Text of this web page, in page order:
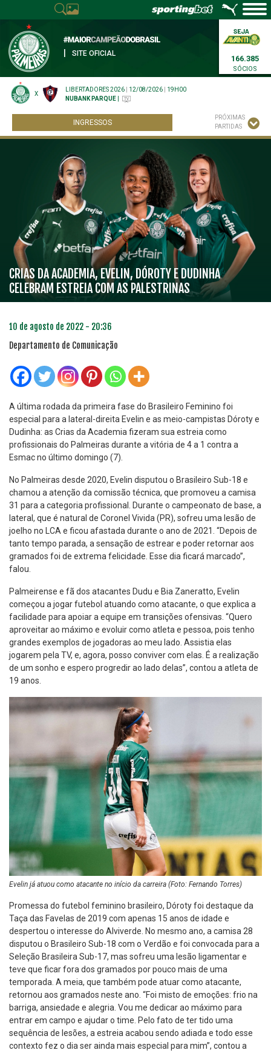
SITE OFICIAL
166.385
SÓCIOS
X
LIBERTADORES 2026 12/08/2026
19H00
NUBANK PARQUE
INGRESSOS
PRÓXIMAS
PARTIDAS
CRIAS DA ACADEMIA, EVELIN, DÓROTY E DUDINHA
CELEBRAM ESTREIA COM AS PALESTRINAS
10 de agosto de 2022 - 20:36
Departamento de Comunicação
A última rodada da primeira fase do Brasileiro Feminino foi
especial para a lateral-direita Evelin e as meio-campistas Dóroty e
Dudinha: as Crias da Academia fizeram sua estreia como
profissionais do Palmeiras durante a vitória de 4 a 1 contra a
Esmac no último domingo (7).
No Palmeiras desde 2020, Evelin disputou o Brasileiro Sub-18 e
chamou a atenção da comissão técnica, que promoveu a camisa
31 para a categoria profissional. Durante o campeonato de base, a
lateral, que é natural de Coronel Vivida (PR), sofreu uma lesão de
joelho no LCA e ficou afastada durante o ano de 2021. “Depois de
tanto tempo parada, a sensação de estrear e poder retornar aos
gramados foi de extrema felicidade. Esse dia ficará marcado”,
falou.
Palmeirense e fã dos atacantes Dudu e Bia Zaneratto, Evelin
começou a jogar futebol atuando como atacante, o que explica a
facilidade para apoiar a equipe em transições ofensivas. “Quero
aproveitar ao máximo e evoluir como atleta e pessoa, pois tenho
grandes exemplos de jogadoras ao meu lado. Assistia elas
jogarem pela TV, e, agora, posso conviver com elas. É a realização
de um sonho e espero progredir ao lado delas”, contou a atleta de
19 anos.
Evelin já atuou como atacante no início da carreira (Foto: Fernando Torres)
Promessa do futebol feminino brasileiro, Dóroty foi destaque da
Taça das Favelas de 2019 com apenas 15 anos de idade e
despertou o interesse do Alviverde. No mesmo ano, a camisa 28
disputou o Brasileiro Sub-18 com o Verdão e foi convocada para a
Seleção Brasileira Sub-17, mas sofreu uma lesão ligamentar e
teve que ficar fora dos gramados por pouco mais de uma
temporada. A meia, que também pode atuar como atacante,
retornou aos gramados neste ano. “Foi misto de emoções: frio na
barriga, ansiedade e alegria. Vou me dedicar ao máximo para
entrar em campo e ajudar o time. Pelo fato de ter tido uma
sequência de lesões, a estreia acabou sendo adiada e todo esse
contexto fez o dia ser ainda mais especial para mim”, contou a